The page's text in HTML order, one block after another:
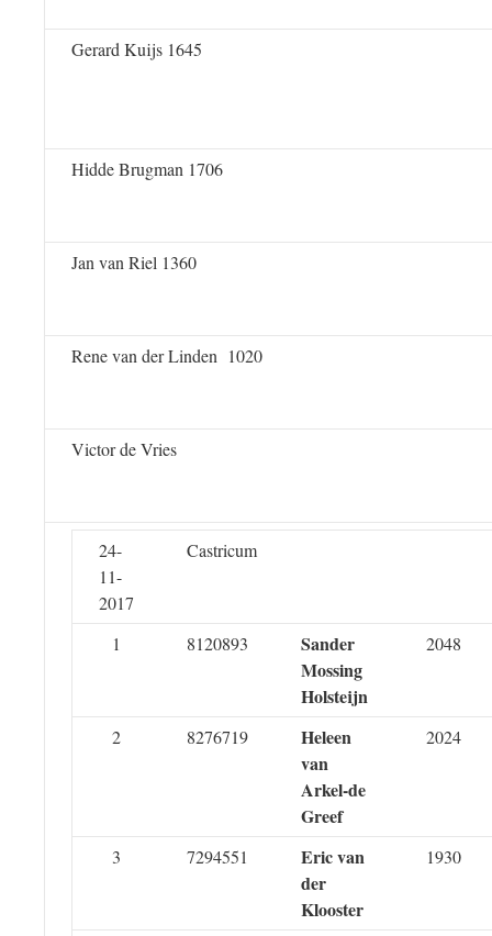
Gerard Kuijs 1645
Hidde Brugman 1706
Jan van Riel 1360
Rene van der Linden 1020
Victor de Vries
24-
11-
2017
Castricum
1 8120893
Sander
Mossing
Holsteijn
2048
2 8276719
Heleen
van
Arkel-de
Greef
2024
3 7294551
Eric van
der
Klooster
1930